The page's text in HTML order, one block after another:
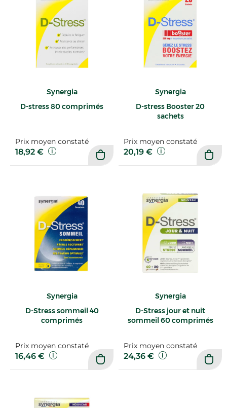
Synergia
D-stress 80 comprimés
Prix moyen constaté
18,92 €
Synergia
D-stress Booster 20
sachets
Prix moyen constaté
20,19 €
Synergia
D-Stress sommeil 40
comprimés
Prix moyen constaté
16,46 €
Synergia
D-Stress jour et nuit
sommeil 60 comprimés
Prix moyen constaté
24,36 €